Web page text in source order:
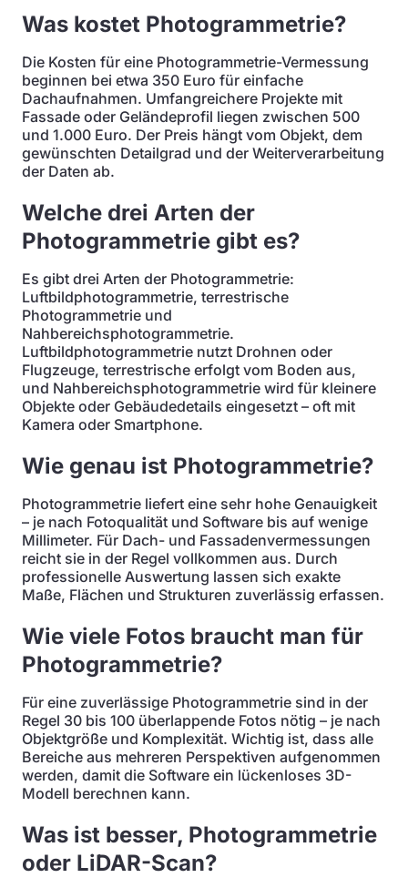
Was kostet Photogrammetrie?
Die Kosten für eine Photogrammetrie-Vermessung
beginnen bei etwa 350 Euro für einfache
Dachaufnahmen. Umfangreichere Projekte mit
Fassade oder Geländeprofil liegen zwischen 500
und 1.000 Euro. Der Preis hängt vom Objekt, dem
gewünschten Detailgrad und der Weiterverarbeitung
der Daten ab.
Welche drei Arten der
Photogrammetrie gibt es?
Es gibt drei Arten der Photogrammetrie:
Luftbildphotogrammetrie, terrestrische
Photogrammetrie und
Nahbereichsphotogrammetrie.
Luftbildphotogrammetrie nutzt Drohnen oder
Flugzeuge, terrestrische erfolgt vom Boden aus,
und Nahbereichsphotogrammetrie wird für kleinere
Objekte oder Gebäudedetails eingesetzt – oft mit
Kamera oder Smartphone.
Wie genau ist Photogrammetrie?
Photogrammetrie liefert eine sehr hohe Genauigkeit
– je nach Fotoqualität und Software bis auf wenige
Millimeter. Für Dach- und Fassadenvermessungen
reicht sie in der Regel vollkommen aus. Durch
professionelle Auswertung lassen sich exakte
Maße, Flächen und Strukturen zuverlässig erfassen.
Wie viele Fotos braucht man für
Photogrammetrie?
Für eine zuverlässige Photogrammetrie sind in der
Regel 30 bis 100 überlappende Fotos nötig – je nach
Objektgröße und Komplexität. Wichtig ist, dass alle
Bereiche aus mehreren Perspektiven aufgenommen
werden, damit die Software ein lückenloses 3D-
Modell berechnen kann.
Was ist besser, Photogrammetrie
oder LiDAR-Scan?